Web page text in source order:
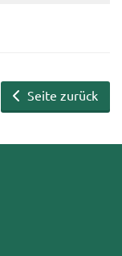
Seite zurück